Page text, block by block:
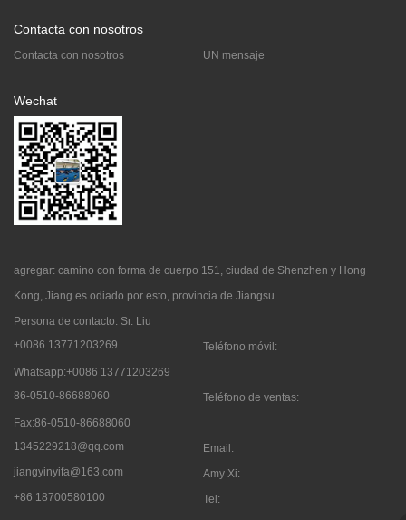
Contacta con nosotros
Contacta con nosotros UN mensaje
Wechat
agregar: camino con forma de cuerpo 151, ciudad de Shenzhen y Hong
Kong, Jiang es odiado por esto, provincia de Jiangsu
Persona de contacto: Sr. Liu
Teléfono móvil:
+0086 13771203269
Whatsapp:+0086 13771203269
Teléfono de ventas:
86-0510-86688060
Fax:86-0510-86688060
Email:
1345229218@qq.com
Amy Xi:
jiangyinyifa@163.com
Tel:
+86 18700580100